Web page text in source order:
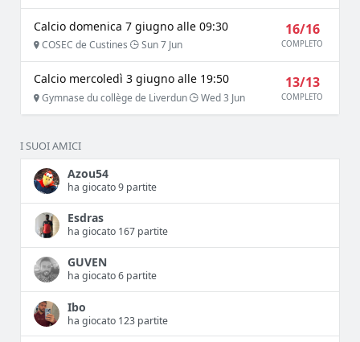
Calcio domenica 7 giugno alle 09:30
COSEC de Custines Sun 7 Jun
16/16
COMPLETO
Calcio mercoledì 3 giugno alle 19:50
Gymnase du collège de Liverdun Wed 3 Jun
13/13
COMPLETO
I SUOI AMICI
Azou54
ha giocato 9 partite
Esdras
ha giocato 167 partite
GUVEN
ha giocato 6 partite
Ibo
ha giocato 123 partite